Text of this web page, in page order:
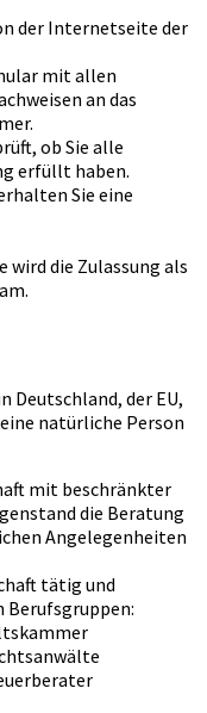
der Internetseite der
mit allen
an das
ob Sie alle
erfüllt haben.
Sie eine
wird die Zulassung als
Deutschland, der EU,
natürliche Person
mit beschränkter
die Beratung
Angelegenheiten
tätig und
Berufsgruppen: